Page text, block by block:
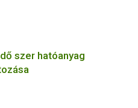
szer hatóanyag